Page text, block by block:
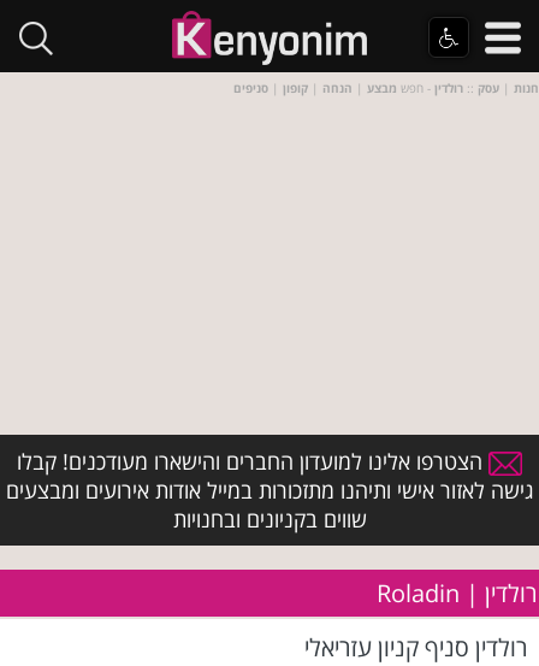
חנות | עסק :: רולדין - חפש מבצע | הנחה | קופון | סניפים
הצטרפו אלינו למועדון החברים והישארו מעודכנים! קבלו
גישה לאזור אישי ותיהנו מתזכורות במייל אודות אירועים ומבצעים
שווים בקניונים ובחנויות
רולדין | Roladin
רולדין סניף קניון עזריאלי